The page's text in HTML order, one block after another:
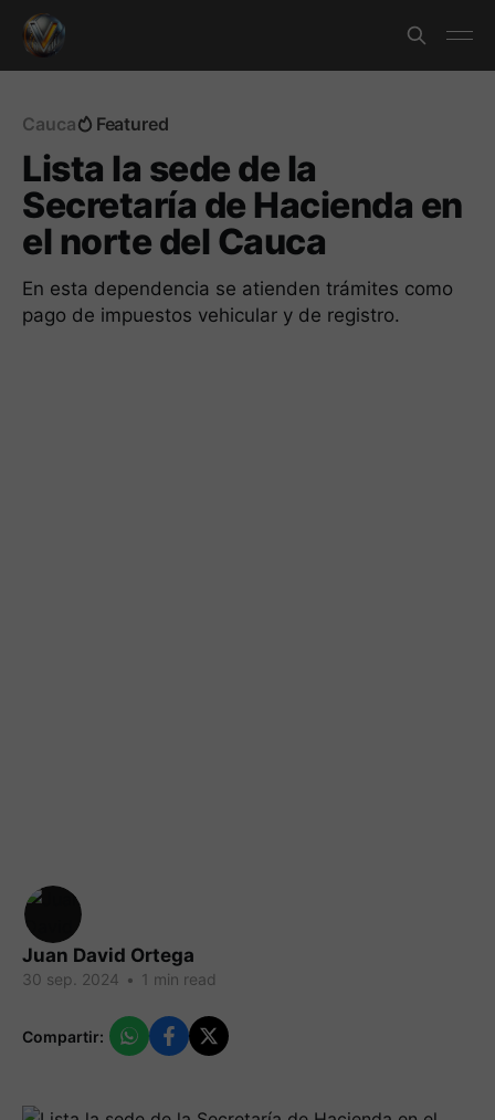
Cauca Featured
Lista la sede de la
Secretaría de Hacienda en
el norte del Cauca
En esta dependencia se atienden trámites como
pago de impuestos vehicular y de registro.
Juan David Ortega
30 sep. 2024 • 1 min read
Compartir: